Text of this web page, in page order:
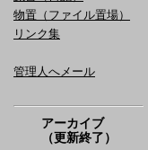
物置（ファイル置場）
リンク集
管理人へメール
アーカイブ
（更新終了）